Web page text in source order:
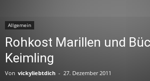
Allgemein
Rohkost Marillen und
Keimling
Von vickyliebtdich - 27. Dezember 2011